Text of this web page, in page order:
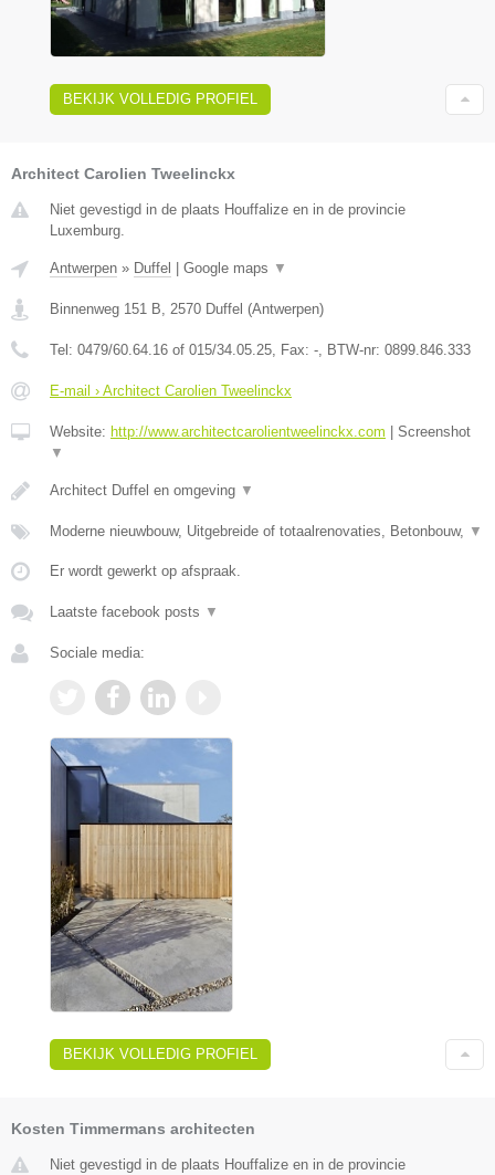
BEKIJK VOLLEDIG PROFIEL
Architect Carolien Tweelinckx
Niet gevestigd in de plaats Houffalize en in de provincie
Luxemburg.
Antwerpen » Duffel | Google maps ▼
Binnenweg 151 B 2570 Duffel (Antwerpen)
Tel: 0479/60.64.16 of 015/34.05.25 , Fax: - , BTW-nr: 0899.846.333
E-mail › Architect Carolien Tweelinckx
Website: http://www.architectcarolientweelinckx.com | Screenshot
▼
Architect Duffel en omgeving ▼
Moderne nieuwbouw, Uitgebreide of totaalrenovaties, Betonbouw, ▼
Er wordt gewerkt op afspraak.
Laatste facebook posts ▼
Sociale media:
BEKIJK VOLLEDIG PROFIEL
Kosten Timmermans architecten
Niet gevestigd in de plaats Houffalize en in de provincie